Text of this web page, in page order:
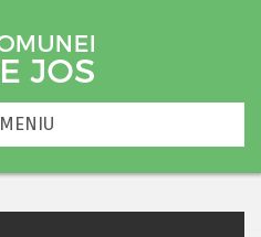
MENIU